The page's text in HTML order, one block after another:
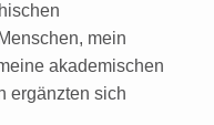
mein
akademischen
ergänzten sich